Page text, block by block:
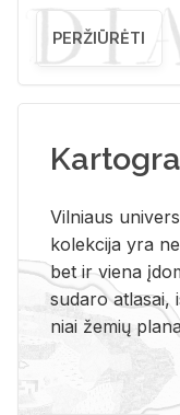
PERŽIŪRĖTI
Vil­niaus
ko­lek­ci­ja yra
bet ir vie­na
su­da­ro at­la­sai,
niai že­mių